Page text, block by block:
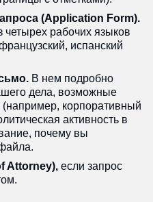
(Application Form).
четырех рабочих языков
испанский
В нем подробно
дела, возможные
корпоративный
активность в
почему вы
Attorney), если запрос